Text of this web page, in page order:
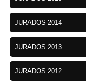
JURADOS 2014
JURADOS 2013
JURADOS 2012